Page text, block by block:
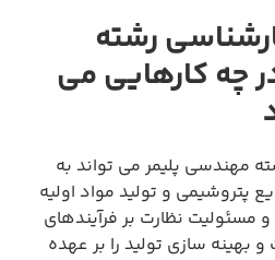
رشته
چه کارهایی می
مهندسی پلیمر می تواند به
پتروشیمی و تولید مواد اولیه
مسئولیت نظارت بر فرآیندهای
بهینه سازی تولید را بر عهده